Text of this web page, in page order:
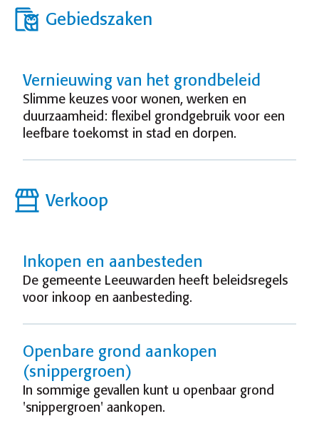
Gebiedszaken
Vernieuwing van het grondbeleid
Slimme keuzes voor wonen, werken en
duurzaamheid: flexibel grondgebruik voor een
leefbare toekomst in stad en dorpen.
Verkoop
Inkopen en aanbesteden
De gemeente Leeuwarden heeft beleidsregels
voor inkoop en aanbesteding.
Openbare grond aankopen
(snippergroen)
In sommige gevallen kunt u openbaar grond
'snippergroen' aankopen.